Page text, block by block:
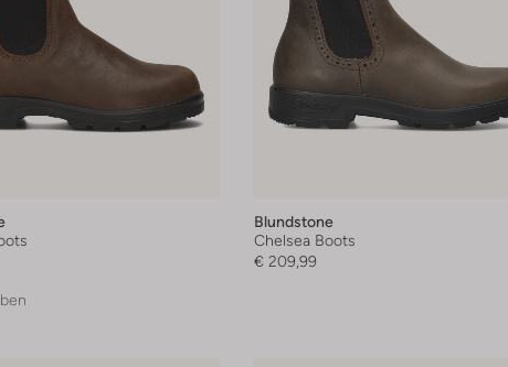
Blundstone
Chelsea Boots
€ 209,99